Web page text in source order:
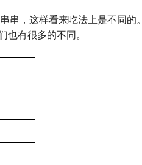
串，这样看来吃法上是不同的。
也有很多的不同。